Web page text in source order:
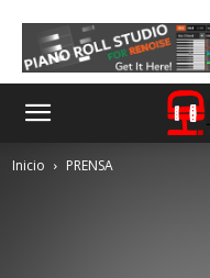
Inicio PRENSA